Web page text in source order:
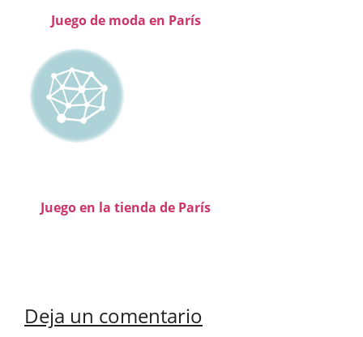
Juego de moda en París
Juego en la tienda de París
Deja un comentario